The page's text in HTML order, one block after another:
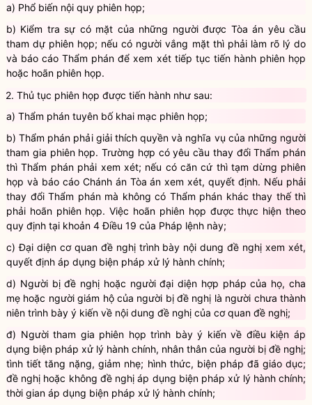
a) Phổ biến nội quy phiên họp;
b) Kiểm tra sự có mặt của những người được Tòa án yêu cầu
tham dự phiên họp; nếu có người vắng mặt thì phải làm rõ lý do
và báo cáo Thẩm phán để xem xét tiếp tục tiến hành phiên họp
2. Thủ tục phiên họp được tiến hành như sau:
a) Thẩm phán tuyên bố khai mạc phiên họp;
b) Thẩm phán phải giải thích quyền và nghĩa vụ của những người
tham gia phiên họp. Trường hợp có yêu cầu thay đổi Thẩm phán
thì Thẩm phán phải xem xét; nếu có căn cứ thì tạm dừng phiên
họp và báo cáo Chánh án Tòa án xem xét, quyết định. Nếu phải
thay đổi Thẩm phán mà không có Thẩm phán khác thay thế thì
phải hoãn phiên họp. Việc hoãn phiên họp được thực hiện theo
quy định tại khoản 4 Điều 19 của Pháp lệnh này;
c) Đại diện cơ quan đề nghị trình bày nội dung đề nghị xem xét,
quyết định áp dụng biện pháp xử lý hành chính;
d) Người bị đề nghị hoặc người đại diện hợp pháp của họ, cha
mẹ hoặc người giám hộ của người bị đề nghị là người chưa thành
niên trình bày ý kiến về nội dung đề nghị của cơ quan đề nghị;
đ) Người tham gia phiên họp trình bày ý kiến về điều kiện áp
dụng biện pháp xử lý hành chính, nhân thân của người bị đề nghị;
tình tiết tăng nặng, giảm nhẹ; hình thức, biện pháp đã giáo dục;
đề nghị hoặc không đề nghị áp dụng biện pháp xử lý hành chính;